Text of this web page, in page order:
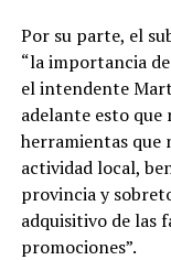
Por su parte, el
“la importancia
el intendente
adelante esto
herramientas que
actividad local,
provincia y
adquisitivo de las
promociones”.